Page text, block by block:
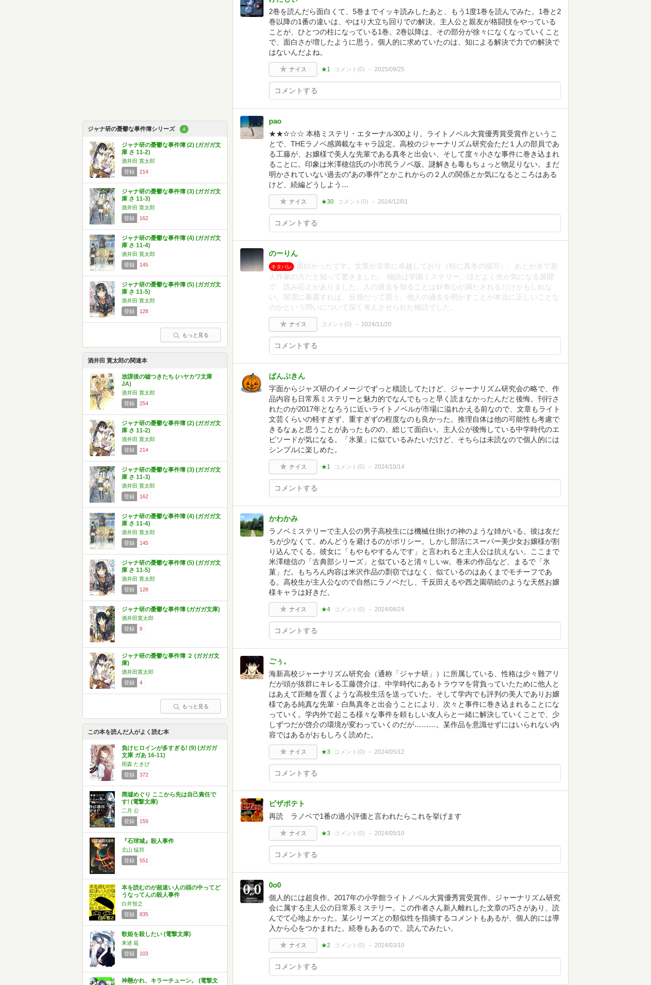
ジャナ研の憂鬱な事件簿シリーズ 4
ジャナ研の憂鬱な事件簿 (2) (ガガガ文
庫 さ 11-2)
酒井田 寛太郎
登録
214
ジャナ研の憂鬱な事件簿 (3) (ガガガ文
庫 さ 11-3)
酒井田 寛太郎
登録
162
ジャナ研の憂鬱な事件簿 (4) (ガガガ文
庫 さ 11-4)
酒井田 寛太郎
登録
145
ジャナ研の憂鬱な事件簿 (5) (ガガガ文
庫 さ 11-5)
酒井田 寛太郎
登録
128
もっと見る
酒井田 寛太郎の関連本
放課後の嘘つきたち (ハヤカワ文庫
JA)
酒井田 寛太郎
登録
254
ジャナ研の憂鬱な事件簿 (2) (ガガガ文
庫 さ 11-2)
酒井田 寛太郎
登録
214
ジャナ研の憂鬱な事件簿 (3) (ガガガ文
庫 さ 11-3)
酒井田 寛太郎
登録
162
ジャナ研の憂鬱な事件簿 (4) (ガガガ文
庫 さ 11-4)
酒井田 寛太郎
登録
145
ジャナ研の憂鬱な事件簿 (5) (ガガガ文
庫 さ 11-5)
酒井田 寛太郎
登録
128
ジャナ研の憂鬱な事件簿 (ガガガ文庫)
酒井田寛太郎
登録
9
ジャナ研の憂鬱な事件簿 ２ (ガガガ文
庫)
酒井田寛太郎
登録
4
もっと見る
この本を読んだ人がよく読む本
負けヒロインが多すぎる! (9) (ガガガ
文庫 ガあ 16-11)
雨森 たきび
登録
372
廃墟めぐり ここから先は自己責任で
す! (電撃文庫)
二月 公
登録
159
『石球城』殺人事件
北山 猛邦
登録
551
本を読むのが超速い人の頭の中ってど
うなってんの殺人事件
白井智之
登録
835
歌姫を殺したい (電撃文庫)
来述 延
登録
103
神懸かれ、キラーチューン。 (電撃文
2巻を読んだら面白くて、5巻までイッキ読みしたあと、もう1度1巻を読んでみた。1巻と2
巻以降の1番の違いは、やはり大立ち回りでの解決。主人公と親友が格闘技をやっている
ことが、ひとつの柱になっている1巻。2巻以降は、その部分が徐々になくなっていくこと
で、面白さが増したように思う。個人的に求めていたのは、知による解決で力での解決で
はないんだよね。
ナイス ★1 コメント(0) 2025/09/25
pao
★★✫☆☆ 本格ミステリ・エターナル300より。ライトノベル大賞優秀賞受賞作というこ
とで、THEラノベ感満載なキャラ設定。高校のジャーナリズム研究会ただ１人の部員であ
る工藤が、お嬢様で美人な先輩である真冬と出会い、そして度々小さな事件に巻き込まれ
ることに。印象は米澤穂信氏の小市民ラノベ版。謎解きも毒もちょっと物足りない。まだ
明かされていない過去の”あの事件”とかこれからの２人の関係とか気になるところはある
けど、続編どうしよう…
ナイス ★30 コメント(0) 2024/12/01
のーりん
ネタバレ
面白かったです。文章が非常に卓越しており（特に真冬の描写）、あとがきで新
人作家の方だと知って驚きました。 物語は学園ミステリー。ほどよく先が気になる展開
で、読み応えがありました。人の過去を知ることは好奇心が満たされるだけかもしれな
い。闇雲に暴露すれば、反感だって買う。他人の過去を明かすことが本当に正しいことな
のかという問いについて深く考えさせられた物語でした。
ナイス コメント(0) 2024/11/20
ぱんぷきん
字面からジャズ研のイメージでずっと積読してたけど、ジャーナリズム研究会の略で、作
品内容も日常系ミステリーと魅力的でなんでもっと早く読まなかったんだと後悔。刊行さ
れたのが2017年となろうに近いライトノベルが市場に溢れかえる前なので、文章もライト
文芸くらいの軽すぎず、重すぎずの程度なのも良かった。推理自体は他の可能性も考慮で
きるなぁと思うことがあったものの、総じて面白い。主人公が後悔している中学時代のエ
ピソードが気になる。「氷菓」に似ているみたいだけど、そちらは未読なので個人的には
シンプルに楽しめた。
ナイス ★1 コメント(0) 2024/10/14
かわかみ
ラノベミステリーで主人公の男子高校生には機械仕掛けの神のような姉がいる。彼は友だ
ちが少なくて、めんどうを避けるのがポリシー。しかし部活にスーパー美少女お嬢様が割
り込んでくる。彼女に「もやもやするんです」と言われると主人公は抗えない。ここまで
米澤穂信の「古典部シリーズ」と似ていると清々しいw。巻末の作品など、まるで「氷
菓」だ。もちろん内容は米沢作品の剽窃ではなく、似ているのはあくまでモチーフであ
る。高校生が主人公なので自然にラノベだし、千反田えるや西之園萌絵のような天然お嬢
様キャラは好きだ。
ナイス ★4 コメント(0) 2024/08/24
ごぅ。
海新高校ジャーナリズム研究会（通称「ジャナ研」）に所属している、性格は少々難アリ
だが頭が抜群にキレる工藤啓介は、中学時代にあるトラウマを背負っていたために他人と
はあえて距離を置くような高校生活を送っていた。そして学内でも評判の美人でありお嬢
様である純真な先輩・白鳥真冬と出会うことにより、次々と事件に巻き込まれることにな
っていく。学内外で起こる様々な事件を頼もしい友人らと一緒に解決していくことで、少
しずつだが啓介の環境が変わっていくのだが………。某作品を意識せずにはいられない内
容ではあるがおもしろく読めた。
ナイス ★3 コメント(0) 2024/05/12
ピザポテト
再読 ラノベで1番の過小評価と言われたらこれを挙げます
ナイス ★3 コメント(0) 2024/05/10
0o0
個人的には超良作。2017年の小学館ライトノベル大賞優秀賞受賞作。ジャーナリズム研究
会に属する主人公の日常系ミステリー。この作者さん新人離れした文章の巧さがあり、読
んでて心地よかった。某シリーズとの類似性を指摘するコメントもあるが、個人的には導
入から心をつかまれた。続巻もあるので、読んでみたい。
ナイス ★2 コメント(0) 2024/03/10